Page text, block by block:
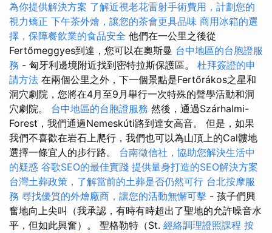
為你提供解決方案 了解近視老花雷射手術費用，計劃您的
視力矯正 下午茶外燴，讓您的茶會更具品味 商用冰箱的選
擇，保障餐飲業的食品安全 他們在一公里之後從
Fertőmeggyes到達，您可以在奧斯曼 台中地區的台胞證服
務 - 匈牙利邊境附近找到密特拉斯保護區。 杜拜簽證的申
請方法 在兩個公里之外，下一個景點是Fertőrákos之星和
洞穴劇院，您將在4月至9月舉行一次特殊的聲學活動和洞
穴劇院。 台中地區的台胞證服務 然後，通過Szárhalmi-
Forest，我們通過Nemeskúti路到達女高音。 但是，如果
我們不喜歡在岩石上爬行，我們也可以為山頂上的Cal髏地
選擇一條宜人的步行路。 台南徵信社，協助您解決生活中
的疑惑 谷歌SEO的最佳實踐 提供量身打造的SEO解決方案
台灣土葬政策，了解當前的土葬是否仍然可行 台北按摩服
務 尋找優質的外燴廠商，讓您的活動無懈可擊 - 孩子們興
奮地向上尖叫（我承認，有時有時超出了聖地的允許噪音水
平，但如此興奮）。 聖格勒特（St. 經絡調理證照課程 按